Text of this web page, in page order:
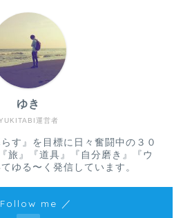
運営者
ゆき
す』を目標に日々奮闘中の３０
旅』『道具』『自分磨き』『ウ
ゆる〜く発信しています。
me ／